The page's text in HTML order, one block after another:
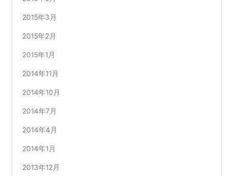
2015年3月
2015年2月
2015年1月
2014年11月
2014年10月
2014年7月
2014年4月
2014年1月
2013年12月